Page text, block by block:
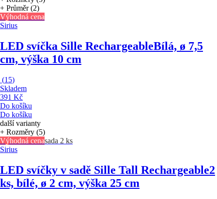
+ Průměr (2)
Výhodná cena
Sirius
LED svíčka Sille RechargeableBílá, ø 7,5
cm, výška 10 cm
(15)
Skladem
391 Kč
Do košíku
Do košíku
další varianty
+ Rozměry (5)
Výhodná cenasada 2 ks
Sirius
LED svíčky v sadě Sille Tall Rechargeable2
ks, bílé, ø 2 cm, výška 25 cm